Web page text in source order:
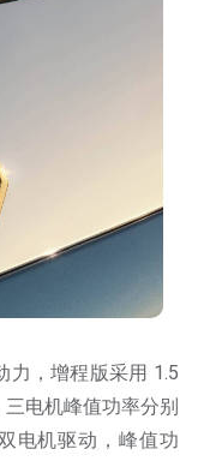
力，增程版采用 1.5
电机峰值功率分别
电机驱动，峰值功